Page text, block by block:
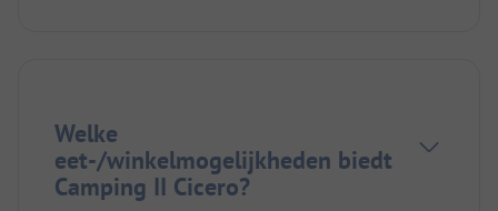
Welke
eet-/winkelmogelijkheden biedt
Camping II Cicero?